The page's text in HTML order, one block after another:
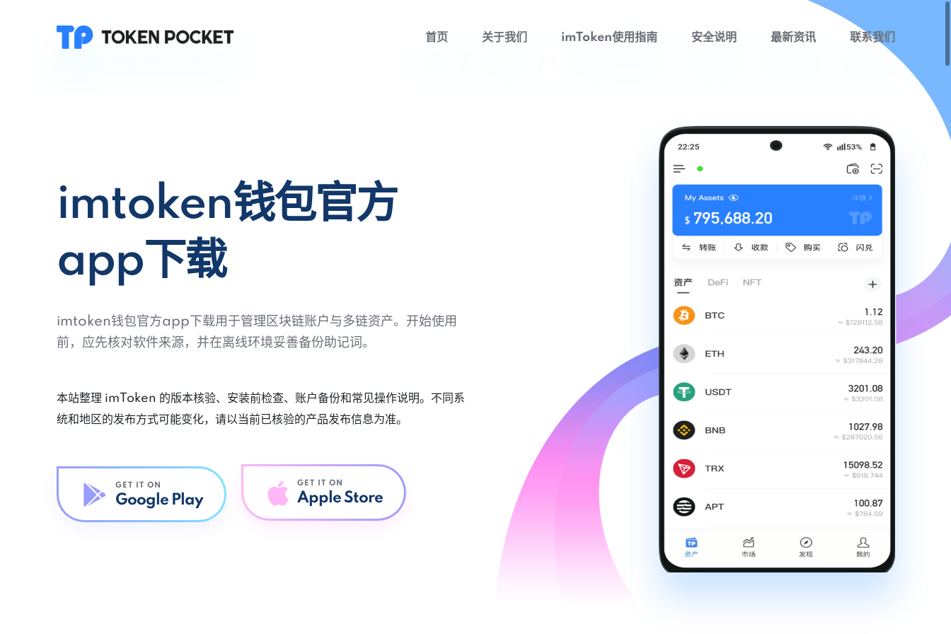
首页 关于我们 imToken使用指南 安全说明 最新资讯 联系我们
imtoken钱包官方
app下载
imtoken钱包官方app下载用于管理区块链账户与多链资产。开始使用
前，应先核对软件来源，并在离线环境妥善备份助记词。
本站整理 imToken 的版本核验、安装前检查、账户备份和常见操作说明。不同系
统和地区的发布方式可能变化，请以当前已核验的产品发布信息为准。
GET IT ON
Google Play
GET IT ON
Apple Store